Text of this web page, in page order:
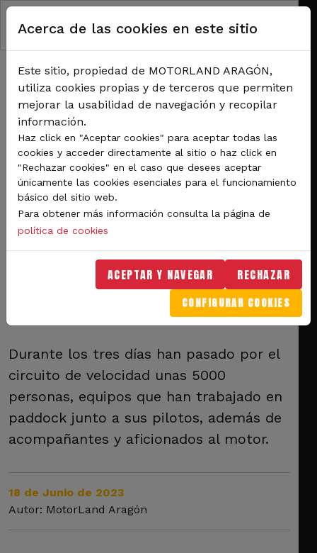
Pasar al contenido principal
RUTA DE NAVEGACIÓN
Motorland Aragón alza el Trofeo de Velocidad con diez espectaculares carreras y
mucha participación
Motorland Aragón alza el
Trofeo de Velocidad con
diez espectaculares
carreras y mucha
Durante los tres días han pasado por el
circuito de velocidad unas 5000
personas, equipos que han trabajado en
paddock junto a sus pilotos, además de
acompañantes y aficionados al motor.
18 de Junio de 2023
Autor: MotorLand Aragón
Acerca de las cookies en este sitio
Este sitio, propiedad de MOTORLAND ARAGÓN,
utiliza cookies propias y de terceros que permiten
mejorar la usabilidad de navegación y recopilar
información.
Haz click en "Aceptar cookies" para aceptar todas las
cookies y acceder directamente al sitio o haz click en
"Rechazar cookies" en el caso que desees aceptar
únicamente las cookies esenciales para el funcionamiento
básico del sitio web.
Para obtener más información consulta la página de
política de cookies
ACEPTAR Y NAVEGAR RECHAZAR
CONFIGURAR COOKIES